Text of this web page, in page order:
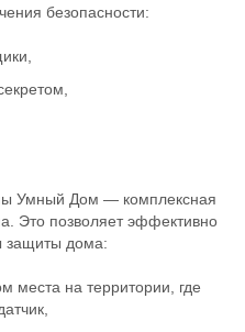
безопасности:
Умный Дом — комплексная
Это позволяет эффективно
защиты дома:
места на территории, где